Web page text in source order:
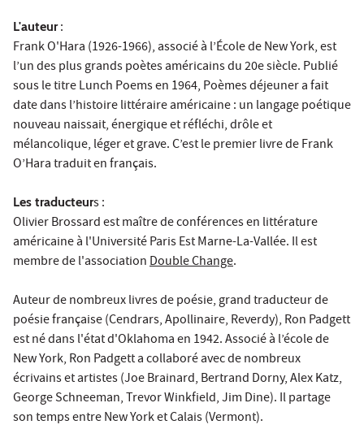
L'auteur:
Frank O'Hara (1926-1966), associé à l’École de New York, est
l’un des plus grands poètes américains du 20e siècle. Publié
sous le titre Lunch Poems en 1964, Poèmes déjeuner a fait
date dans l’histoire littéraire américaine : un langage poétique
nouveau naissait, énergique et réfléchi, drôle et
mélancolique, léger et grave. C’est le premier livre de Frank
O’Hara traduit en français.
Les traducteurs :
Olivier Brossard est maître de conférences en littérature
américaine à l'Université Paris Est Marne-La-Vallée. Il est
membre de l'associationDouble Change.
Auteur de nombreux livres de poésie, grand traducteur de
poésie française (Cendrars, Apollinaire, Reverdy), Ron Padgett
est né dans l'état d'Oklahoma en 1942. Associé à l’école de
New York, Ron Padgett a collaboré avec de nombreux
écrivains et artistes (Joe Brainard, Bertrand Dorny, Alex Katz,
George Schneeman, Trevor Winkfield, Jim Dine). Il partage
son temps entre New York et Calais (Vermont).